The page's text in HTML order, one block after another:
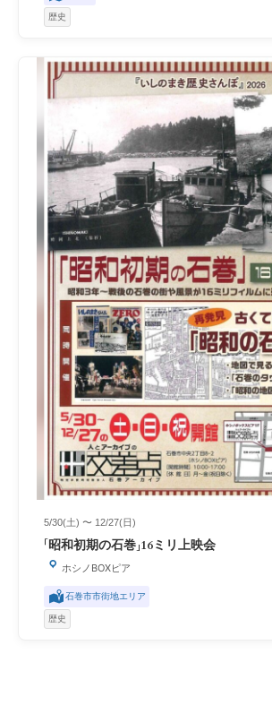
歴史
5/30(土) 〜 12/27(日)
「昭和初期の石巻」16ミリ上映会
ホシノBOXピア
石巻市市街地エリア
歴史